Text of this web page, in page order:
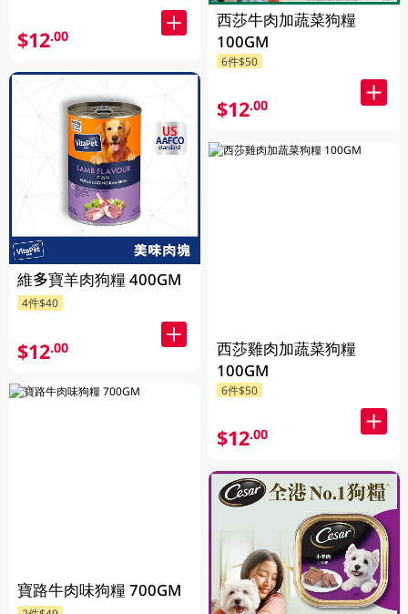
$12.00
維多寶羊肉狗糧 400GM
4件$40
$12.00
寶路牛肉味狗糧 700GM
西莎牛肉加蔬菜狗糧
100GM
6件$50
$12.00
西莎雞肉加蔬菜狗糧
100GM
6件$50
$12.00